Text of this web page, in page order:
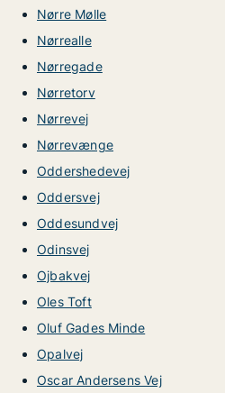
Nørre Mølle
Nørrealle
Nørregade
Nørretorv
Nørrevej
Nørrevænge
Oddershedevej
Oddersvej
Oddesundvej
Odinsvej
Ojbakvej
Oles Toft
Oluf Gades Minde
Opalvej
Oscar Andersens Vej